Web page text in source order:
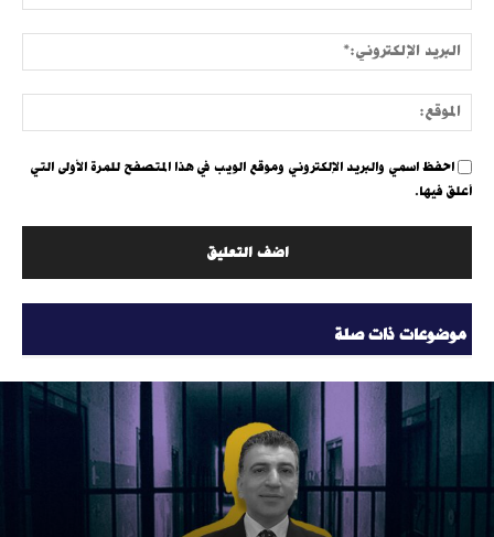
احفظ اسمي والبريد الإلكتروني وموقع الويب في هذا المتصفح للمرة الأولى التي
أعلق فيها.
موضوعات ذات صلة